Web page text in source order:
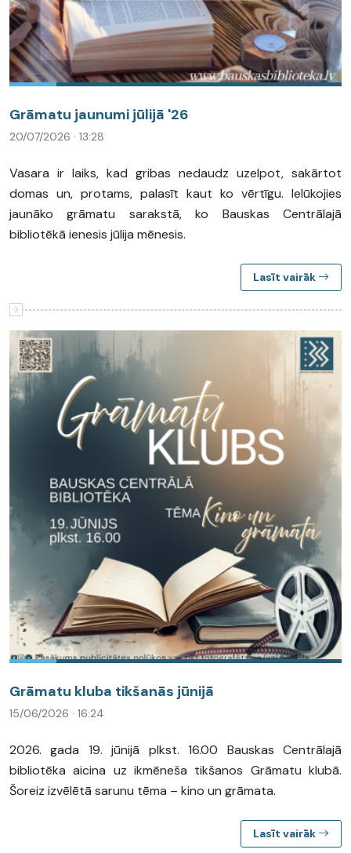
Grāmatu jaunumi jūlijā '26
20/07/2026 · 13:28
Vasara ir laiks, kad gribas nedaudz uzelpot, sakārtot
domas un, protams, palasīt kaut ko vērtīgu. Ielūkojies
jaunāko grāmatu sarakstā, ko Bauskas Centrālajā
bibliotēkā ienesis jūlija mēnesis.
Lasīt vairāk
Grāmatu kluba tikšanās jūnijā
15/06/2026 · 16:24
2026. gada 19. jūnijā plkst. 16.00 Bauskas Centrālajā
bibliotēka aicina uz ikmēneša tikšanos Grāmatu klubā.
Šoreiz izvēlētā sarunu tēma – kino un grāmata.
Lasīt vairāk